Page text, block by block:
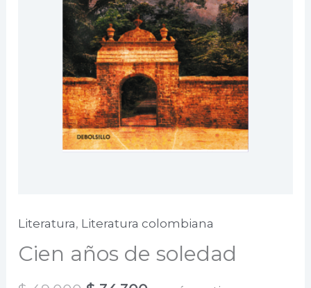
Literatura, Literatura colombiana
Cien años de soledad